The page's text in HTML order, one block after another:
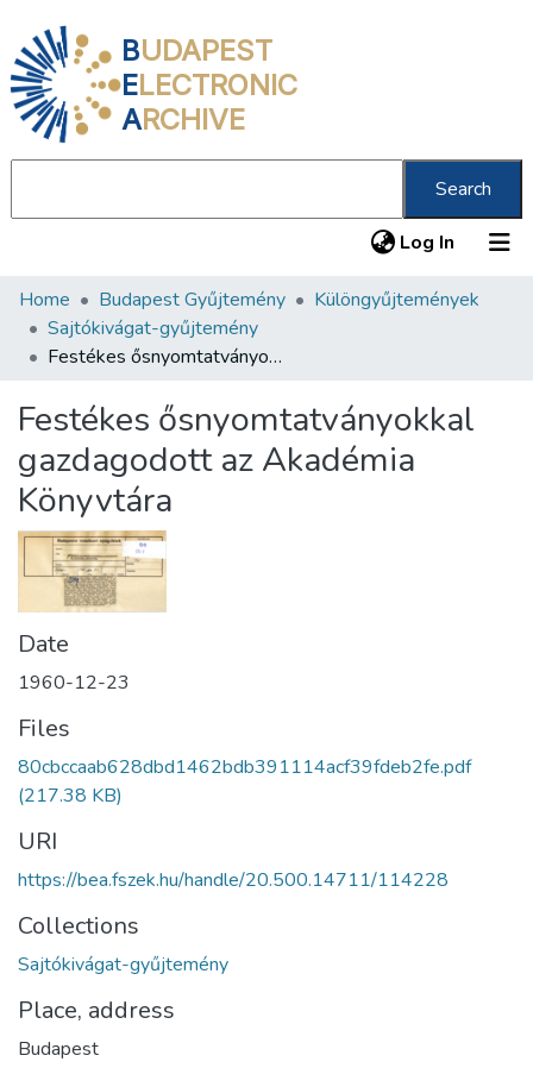
BUDAPEST
ELECTRONIC
ARCHIVE
Search
Log In (current)
Communities & Collections
All of DSpace
About us
Home Budapest Gyűjtemény
Különgyűjtemények
Sajtókivágat-gyűjtemény
Festékes ősnyomtatványokkal gazdagodott az Akadémia Könyvtára
Festékes ősnyomtatványokkal
gazdagodott az Akadémia
Könyvtára
Date
1960-12-23
Files
80cbccaab628dbd1462bdb391114acf39fdeb2fe.pdf
(217.38 KB)
URI
https://bea.fszek.hu/handle/20.500.14711/114228
Collections
Sajtókivágat-gyűjtemény
Place, address
Budapest